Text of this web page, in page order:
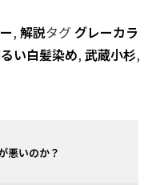
,解説タグ グレーカラ
い白髪染め,武蔵小杉,
悪いのか？